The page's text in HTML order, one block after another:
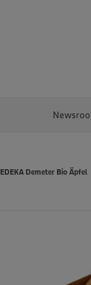
Produkte
EDEKA Demeter Bio Äpfel